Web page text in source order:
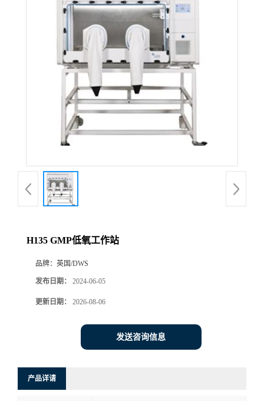
H135 GMP低氧工作站
品牌： 英国/DWS
发布日期： 2024-06-05
更新日期： 2026-08-06
发送咨询信息
产品详请